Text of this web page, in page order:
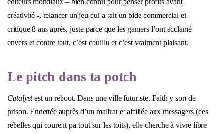
créativité -, relancer un jeu qui a fait un bide commercial et
critique 8 ans après, juste parce que les gamers l’ont acclamé
envers et contre tout, c’est couillu et c’est vraiment plaisant.
Le pitch dans ta potch
Catalystest un reboot. Dans une ville futuriste, Faith y sort de
prison. Endettée auprès d’un malfrat et affiliée aux messagers (des
rebelles qui courent partout sur les toits), elle cherche à vivre libre